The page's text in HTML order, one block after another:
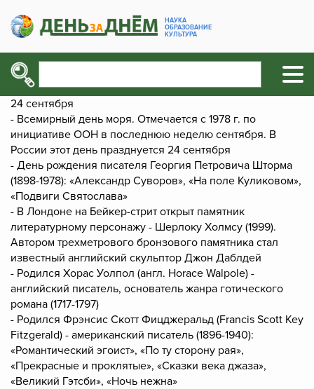
НАУКА
ОБРАЗОВАНИЕ
КУЛЬТУРА
24 сентября
- Всемирный день моря. Отмечается с 1978 г. по
инициативе ООН в последнюю неделю сентября. В
России этот день празднуется 24 сентября
- День рождения писателя Георгия Петровича Шторма
(1898-1978): «Александр Суворов», «На поле Куликовом»,
«Подвиги Святослава»
- В Лондоне на Бейкер-стрит открыт памятник
литературному персонажу - Шерлоку Холмсу (1999).
Автором трехметрового бронзового памятника стал
известный английский скульптор Джон Даблдей
- Родился Хорас Уолпол (англ. Horace Walpole) -
английский писатель, основатель жанра готического
романа (1717-1797)
- Родился Фрэнсис Скотт Фицджеральд (Francis Scott Key
Fitzgerald) - американский писатель (1896-1940):
«Романтический эгоист», «По ту сторону рая»,
«Прекрасные и проклятые», «Сказки века джаза»,
«Великий Гэтсби», «Ночь нежна»